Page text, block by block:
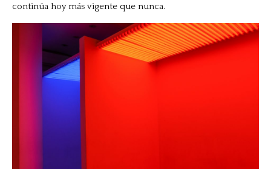
continúa hoy más vigente que nunca.